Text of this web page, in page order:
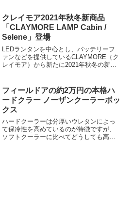
れまではグレー色のダークストームカラ
ーのみでしたが、この度新たにホワイト
カラーが限定色として加わりました。詳
細をレビューします。
クレイモア2021年秋冬新商品
「CLAYMORE LAMP Cabin /
Selene」登場
LEDランタンを中心とし、バッテリーフ
ァンなどを提供しているCLAYMORE（ク
レイモア）から新たに2021年秋冬の新商
レン」が登場登場しました。詳細をレビ
ューします。
フィールドアの約2万円の本格ハ
ードクラー ノーザンクーラーボッ
クス
ハードクーラーは分厚いウレタンによっ
て保冷性を高めているのが特徴ですが、
ソフトクーラーに比べてどうしても高価